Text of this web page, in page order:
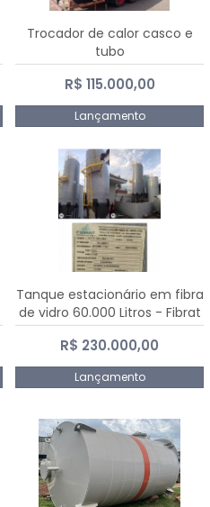
Trocador de calor casco e
tubo
R$ 115.000,00
Lançamento
Tanque estacionário em fibra
de vidro 60.000 Litros - Fibrat
R$ 230.000,00
Lançamento